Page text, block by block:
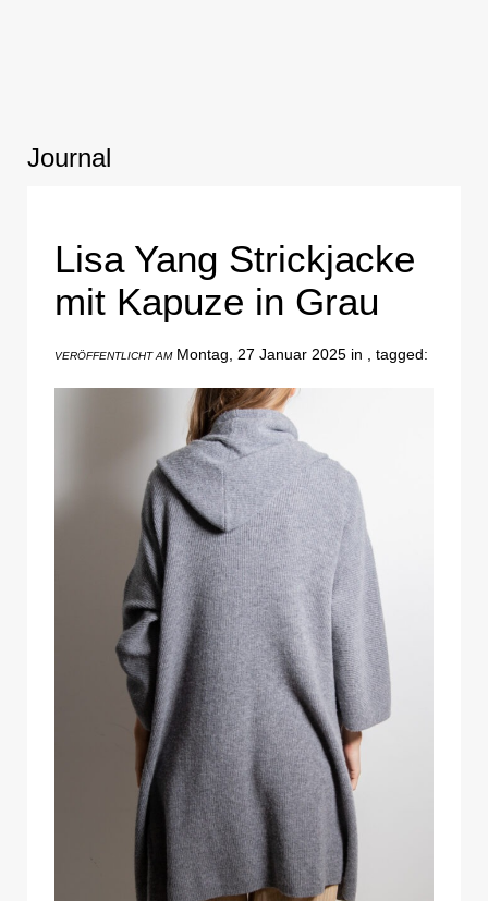
Journal
Lisa Yang Strickjacke
mit Kapuze in Grau
VERÖFFENTLICHT AMMontag, 27 Januar 2025 in , tagged: